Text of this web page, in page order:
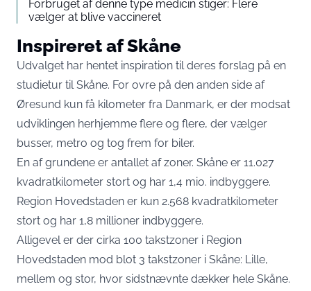
Forbruget af denne type medicin stiger: Flere
vælger at blive vaccineret
Inspireret af Skåne
Udvalget har hentet inspiration til deres forslag på en
studietur til Skåne. For ovre på den anden side af
Øresund kun få kilometer fra Danmark, er der modsat
udviklingen herhjemme flere og flere, der vælger
busser, metro og tog frem for biler.
En af grundene er antallet af zoner. Skåne er 11.027
kvadratkilometer stort og har 1,4 mio. indbyggere.
Region Hovedstaden er kun 2.568 kvadratkilometer
stort og har 1,8 millioner indbyggere.
Alligevel er der cirka 100 takstzoner i Region
Hovedstaden mod blot 3 takstzoner i Skåne: Lille,
mellem og stor, hvor sidstnævnte dækker hele Skåne.